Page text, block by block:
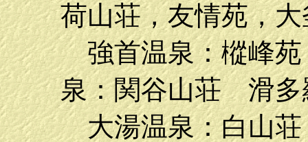
荷山荘，友情苑，
強首温泉：樅峰
泉：関谷山荘 滑多
大湯温泉：白山荘